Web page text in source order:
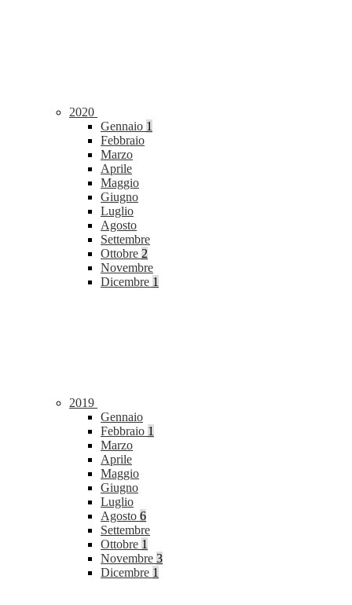
2020
Gennaio 1
Febbraio
Marzo
Aprile
Maggio
Giugno
Luglio
Agosto
Settembre
Ottobre 2
Novembre
Dicembre 1
2019
Gennaio
Febbraio 1
Marzo
Aprile
Maggio
Giugno
Luglio
Agosto 6
Settembre
Ottobre 1
Novembre 3
Dicembre 1